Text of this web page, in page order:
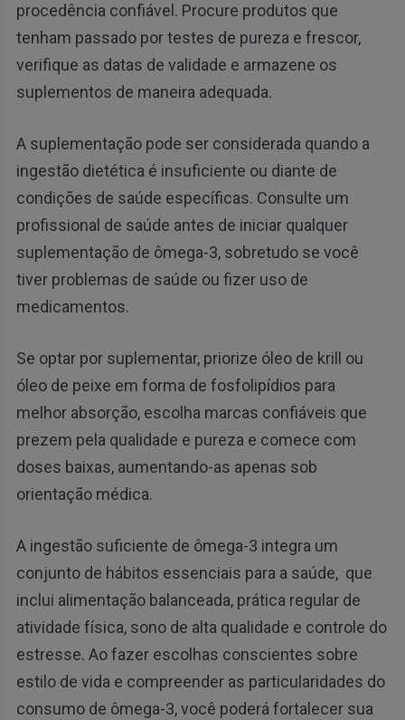
procedência confiável. Procure produtos que
tenham passado por testes de pureza e frescor,
verifique as datas de validade e armazene os
suplementos de maneira adequada.
A suplementação pode ser considerada quando a
ingestão dietética é insuficiente ou diante de
condições de saúde específicas. Consulte um
profissional de saúde antes de iniciar qualquer
suplementação de ômega-3, sobretudo se você
tiver problemas de saúde ou fizer uso de
medicamentos.
Se optar por suplementar, priorize óleo de krill ou
óleo de peixe em forma de fosfolipídios para
melhor absorção, escolha marcas confiáveis que
prezem pela qualidade e pureza e comece com
doses baixas, aumentando-as apenas sob
orientação médica.
A ingestão suficiente de ômega-3 integra um
conjunto de hábitos essenciais para a saúde, que
inclui alimentação balanceada, prática regular de
atividade física, sono de alta qualidade e controle do
estresse. Ao fazer escolhas conscientes sobre
estilo de vida e compreender as particularidades do
consumo de ômega-3, você poderá fortalecer sua